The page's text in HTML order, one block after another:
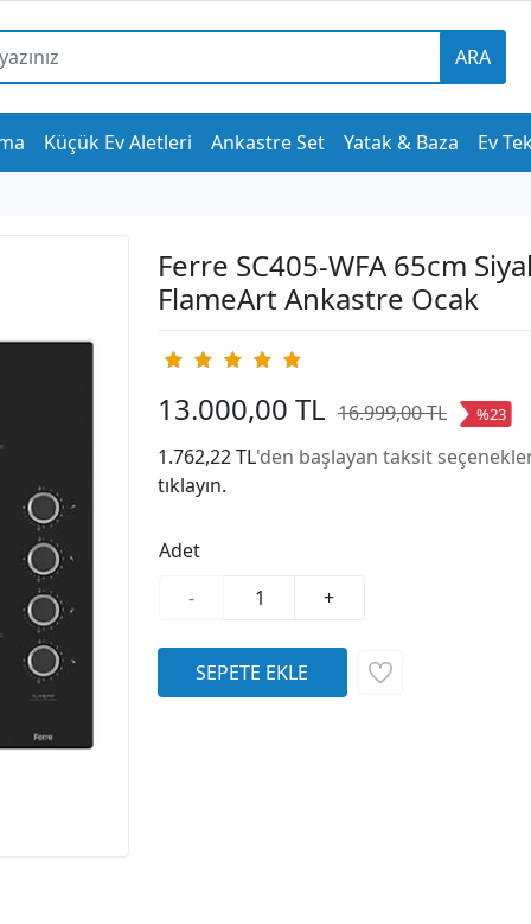
ARA
Küçük Ev Aletleri Ankastre Set Yatak & Baza Ev
Ferre SC405-WFA 65cm
FlameArt Ankastre Ocak
13.000,00 TL 16.999,00 TL %23
1.762,22 TL'den başlayan taksit
tıklayın.
Adet
-
+